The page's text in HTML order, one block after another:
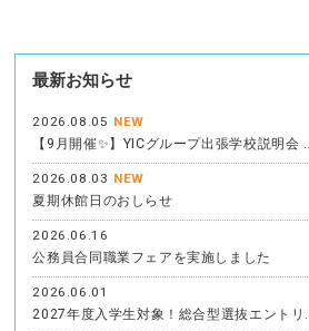
最新お知らせ
2026.08.05 NEW
【9月開催✨】YICグループ出張学校説明会 …
2026.08.03 NEW
夏期休館日のおしらせ
2026.06.16
公務員合同職業フェアを実施しました
2026.06.01
2027年度入学生対象！総合型選抜エントリ…